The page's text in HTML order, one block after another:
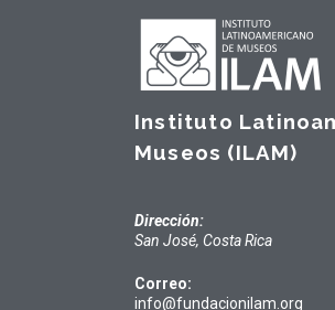
Instituto
Museos (ILAM)
Dirección:
San José, Costa Rica
Correo:
info@fundacionilam.org